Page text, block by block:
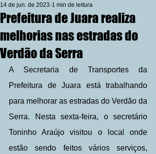
Prefeitura de Juara realiza
melhorias nas estradas do
Verdão da Serra
14 de jun. de 2023 1 min de leitura
A Secretaria de Transportes da
Prefeitura de Juara está trabalhando
para melhorar as estradas do Verdão da
Serra. Nesta sexta-feira, o secretário
Toninho Araújo visitou o local onde
estão sendo feitos vários serviços,